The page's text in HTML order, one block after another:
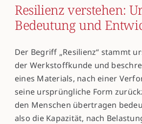
Resilienz verstehen:
Bedeutung und
Der Begriff „Resilienz“ stammt
der Werkstoffkunde und
eines Materials, nach einer
seine ursprüngliche Form
den Menschen übertragen
also die Kapazität, nach